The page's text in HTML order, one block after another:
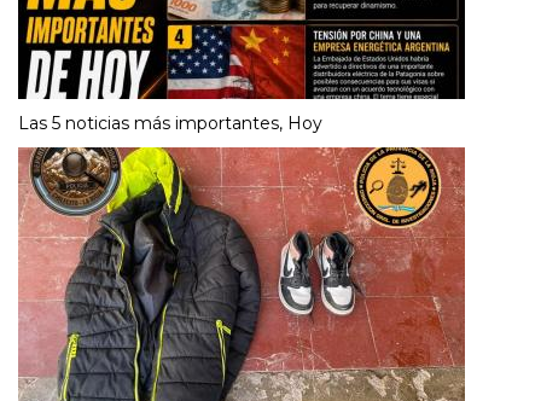
Las 5 noticias más importantes, Hoy